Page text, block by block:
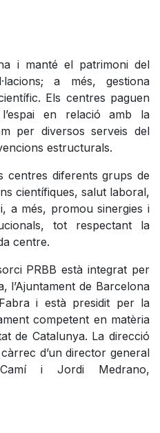
i manté el patrimoni del
a més, gestiona
Els centres paguen
en relació amb la
per diversos serveis del
estructurals.
centres diferents grups de
científiques, salut laboral,
a més, promou sinergies i
tot respectant la
centre.
PRBB està integrat per
l’Ajuntament de Barcelona
i està presidit per la
competent en matèria
de Catalunya. La direcció
d’un director general
i Jordi Medrano,